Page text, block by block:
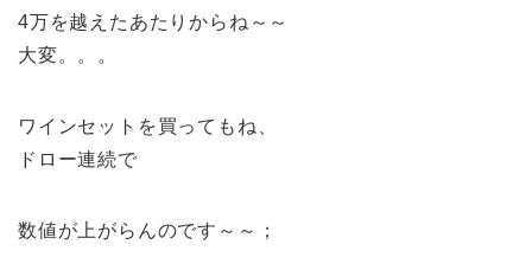
4万を越えたあたりからね～～
大変。。。
ワインセットを買ってもね、
ドロー連続で
数値が上がらんのです～～；